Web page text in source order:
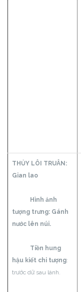
THỦY LÔI TRUÂN:
Gian lao
Hình ảnh
tượng trưng: Gánh
nước lên núi.
Tiền hung
hậu kiết chi tượng:
trước dữ sau lành.